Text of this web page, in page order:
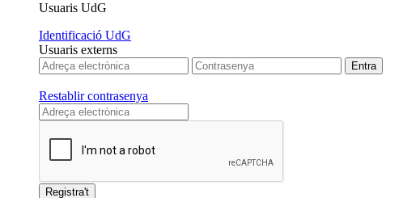
Usuaris UdG
Identificació UdG
Usuaris externs
Restablir contrasenya